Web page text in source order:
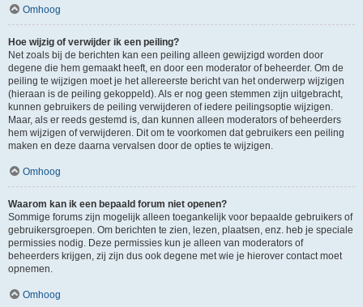
Omhoog
Hoe wijzig of verwijder ik een peiling?
Net zoals bij de berichten kan een peiling alleen gewijzigd worden door
degene die hem gemaakt heeft, en door een moderator of beheerder. Om de
peiling te wijzigen moet je het allereerste bericht van het onderwerp wijzigen
(hieraan is de peiling gekoppeld). Als er nog geen stemmen zijn uitgebracht,
kunnen gebruikers de peiling verwijderen of iedere peilingsoptie wijzigen.
Maar, als er reeds gestemd is, dan kunnen alleen moderators of beheerders
hem wijzigen of verwijderen. Dit om te voorkomen dat gebruikers een peiling
maken en deze daarna vervalsen door de opties te wijzigen.
Omhoog
Waarom kan ik een bepaald forum niet openen?
Sommige forums zijn mogelijk alleen toegankelijk voor bepaalde gebruikers of
gebruikersgroepen. Om berichten te zien, lezen, plaatsen, enz. heb je speciale
permissies nodig. Deze permissies kun je alleen van moderators of
beheerders krijgen, zij zijn dus ook degene met wie je hierover contact moet
opnemen.
Omhoog